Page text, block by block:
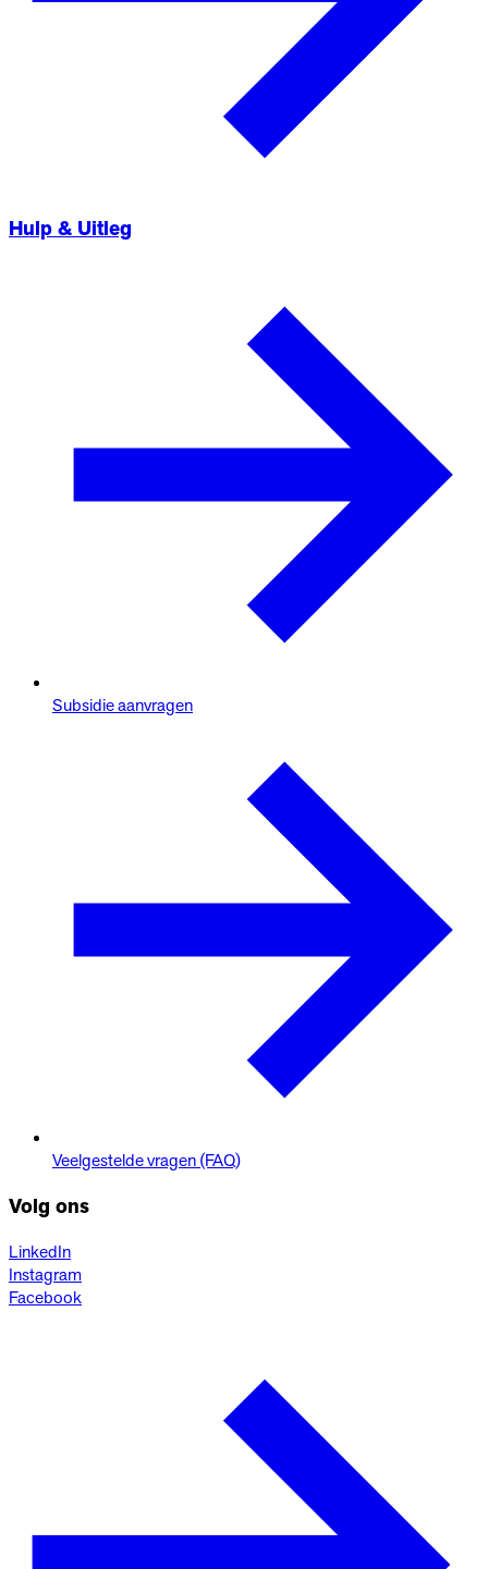
Hulp & Uitleg
Subsidie aanvragen
Veelgestelde vragen (FAQ)
Volg ons
LinkedIn
Instagram
Facebook